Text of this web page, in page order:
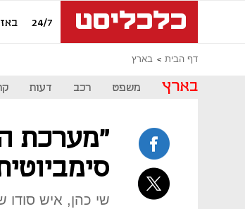
24/7
דף הבית בארץ
בארץ משפט רכב דעות
"מערכת
שי כהן, איש סודו